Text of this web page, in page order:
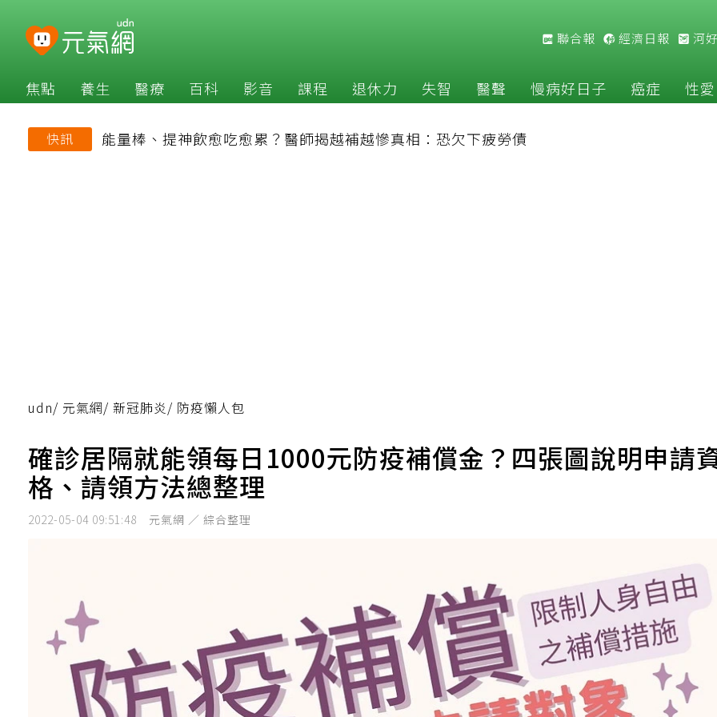
聯合報 經濟日報 河
焦點 養生 醫療 百科 影音 課程 退休力 失智 醫聲 慢病好日子 癌症 性愛
快訊 能量棒、提神飲愈吃愈累？醫師揭越補越慘真相：恐欠下疲勞債
udn/ 元氣網/ 新冠肺炎/ 防疫懶人包
確診居隔就能領每日1000元防疫補償金？四張圖說明申請
格、請領方法總整理
2022-05-04 09:51:48 元氣網 ／ 綜合整理